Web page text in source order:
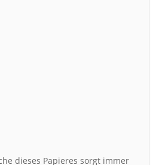
dieses Papieres sorgt immer